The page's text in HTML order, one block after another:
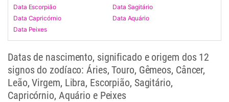
Data Escorpião
Data Sagitário
Data Capricórnio
Data Aquário
Data Peixes
Datas de nascimento, significado e origem dos 12
signos do zodíaco: Áries, Touro, Gêmeos, Câncer,
Leão, Virgem, Libra, Escorpião, Sagitário,
Capricórnio, Aquário e Peixes